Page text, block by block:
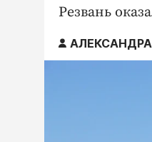
Резвань